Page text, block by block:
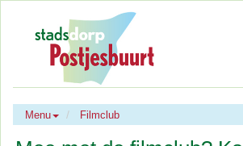
Menu Filmclub